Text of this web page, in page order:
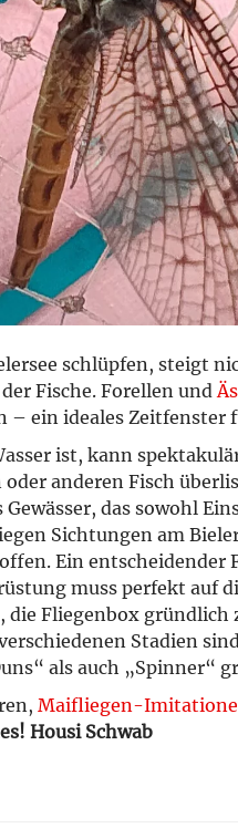
schlüpfen, steigt
Fische. Forellen und
– ein ideales Zeitfenster
ist, kann
oder anderen Fisch
das sowohl
Sichtungen am
Ein entscheidender
muss perfekt auf
Fliegenbox gründlich
Stadien
als auch „Spinner“
Maifliegen-
Housi Schwab